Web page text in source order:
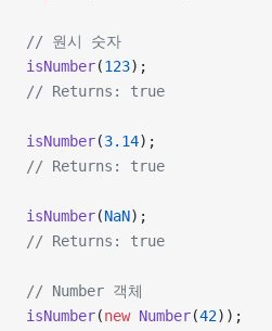
// 원시 숫자
isNumber(123);
// Returns: true
isNumber(3.14);
// Returns: true
isNumber(NaN);
// Returns: true
// Number 객체
isNumber(new Number(42));